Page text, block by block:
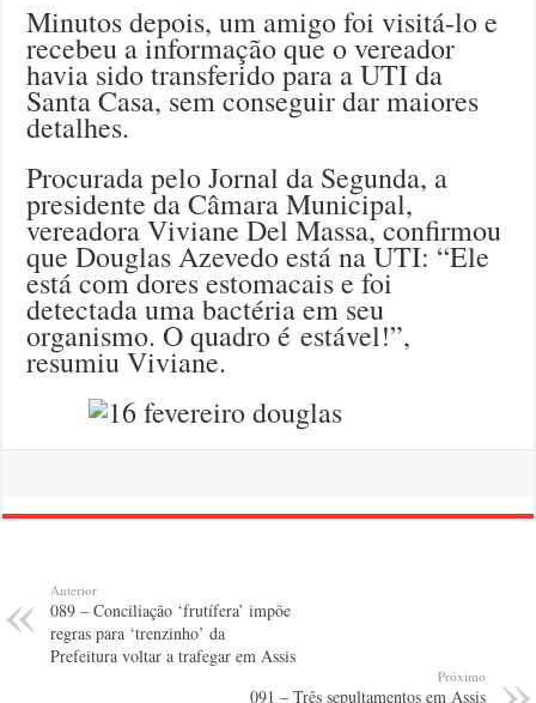
Minutos depois, um amigo foi visitá-lo e
recebeu a informação que o vereador
havia sido transferido para a UTI da
Santa Casa, sem conseguir dar maiores
detalhes.
Procurada pelo Jornal da Segunda, a
presidente da Câmara Municipal,
vereadora Viviane Del Massa, confirmou
que Douglas Azevedo está na UTI: “Ele
está com dores estomacais e foi
detectada uma bactéria em seu
organismo. O quadro é estável!”,
resumiu Viviane.
Anterior
089 – Conciliação ‘frutífera’ impõe
regras para ‘trenzinho’ da
Prefeitura voltar a trafegar em Assis
Próximo
091 – Três sepultamentos em Assis